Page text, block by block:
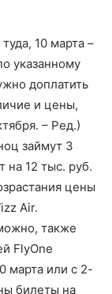
10 марта –
указанному
доплатить
и цены,
– Ред.)
займут 3
на 12 тыс. руб.
цены
Air.
также
FlyOne
марта или с 2-
билеты на